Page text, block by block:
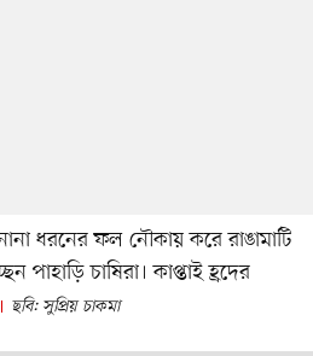
ধরনের ফল নৌকায় করে রাঙামাটি
পাহাড়ি চাষিরা। কাপ্তাই হ্রদের
ছবি: সুপ্রিয় চাকমা